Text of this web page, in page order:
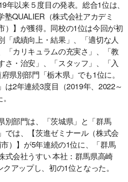
以来５度目の発表。総合1位は、
塾QUALIER（株式会社アカデミ
】が獲得。同校の1位は今回が初
「成績向上・結果」、「適切な人
「カリキュラムの充実さ」、「教
さ・治安」、「スタッフ」、「入
県別部門「栃木県」でも1位に。
は2年連続3度目（2019年、2022～
別部門は、「茨城県」と「群馬
では、【茨進ゼミナール（株式会
）】が5年連続の1位に、「群馬
式会社うすい 本社：群馬県高崎
アップし、初の1位となった。